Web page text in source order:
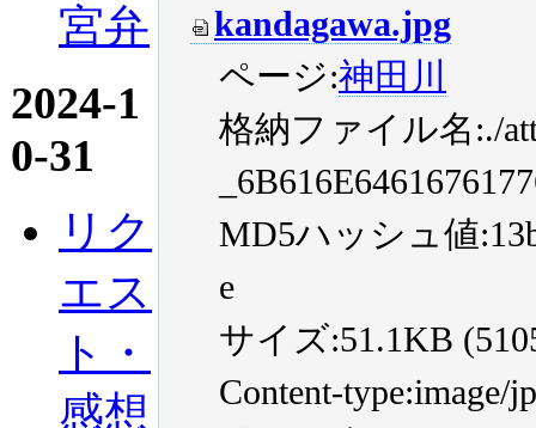
宮弁
2024-1
0-31
リク
エス
ト・
感想
kandagawa.jpg
ページ:神田川
格納ファイル名:./
MD5ハッシュ値
e
サイズ:51.1KB
Content-type:image/